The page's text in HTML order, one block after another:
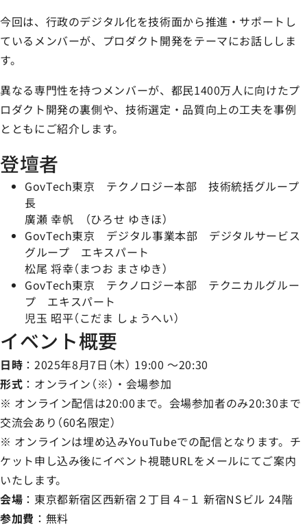
今回は、行政のデジタル化を技術面から推進・サポートし
ているメンバーが、プロダクト開発をテーマにお話ししま
す。
異なる専門性を持つメンバーが、都民1400万人に向けたプ
ロダクト開発の裏側や、技術選定・品質向上の工夫を事例
とともにご紹介します。
登壇者
GovTech東京 テクノロジー本部 技術統括グループ
長
廣瀬 幸帆 （ひろせ ゆきほ）
GovTech東京 デジタル事業本部 デジタルサービス
グループ エキスパート
松尾 将幸（まつお まさゆき）
GovTech東京 テクノロジー本部 テクニカルグルー
プ エキスパート
児玉 昭平（こだま しょうへい）
イベント概要
日時 ：2025年8月7日（木） 19:00 ～20:30
形式 ：オンライン（※）・会場参加
※ オンライン配信は20:00まで。会場参加者のみ20:30まで
交流会あり（60名限定）
※ オンラインは埋め込みYouTubeでの配信となります。チ
ケット申し込み後にイベント視聴URLをメールにてご案内
いたします。
会場 ：東京都新宿区西新宿２丁目４−１ 新宿NSビル 24階
参加費 ：無料